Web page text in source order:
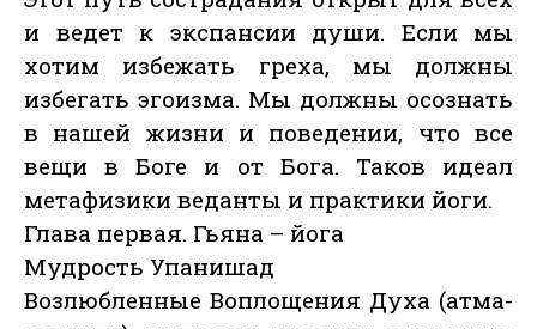
и ведет к экспансии души. Если мы
хотим избежать греха, мы должны
избегать эгоизма. Мы должны осознать
в нашей жизни и поведении, что все
вещи в Боге и от Бога. Таков идеал
метафизики веданты и практики йоги.
Глава первая. Гьяна – йога
Мудрость Упанишад
Возлюбленные Воплощения Духа (атма-